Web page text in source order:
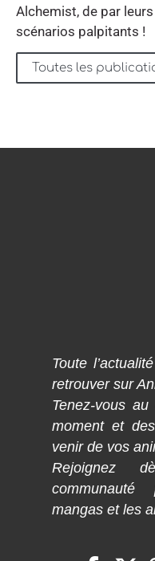
Alchemist, de par
scénarios palpitants !
Toutes les
Toute
retrouver sur
Tenez-vous
moment et
venir de vos
Rejoignez
mangas et les